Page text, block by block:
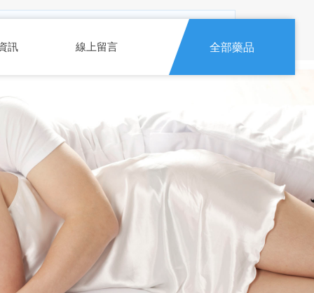
訊 線上留言 全部藥品
常，或正在服用硝酸鹽類、抗憂鬱藥、精神科藥